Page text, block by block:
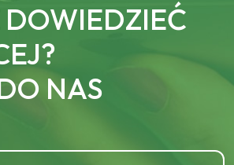
DOWIEDZIEĆ
NAS